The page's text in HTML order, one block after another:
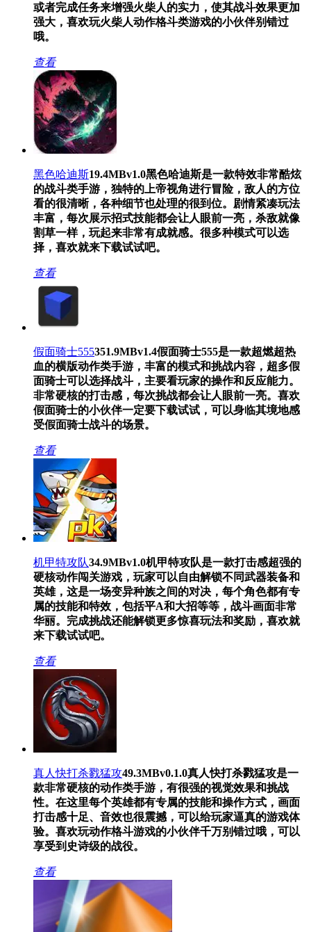
或者完成任务来增强火柴人的实力，使其战斗效果更加
强大，喜欢玩火柴人动作格斗类游戏的小伙伴别错过
哦。
查看
黑色哈迪斯19.4MBv1.0黑色哈迪斯是一款特效非常酷炫
的战斗类手游，独特的上帝视角进行冒险，敌人的方位
看的很清晰，各种细节也处理的很到位。剧情紧凑玩法
丰富，每次展示招式技能都会让人眼前一亮，杀敌就像
割草一样，玩起来非常有成就感。很多种模式可以选
择，喜欢就来下载试试吧。
查看
假面骑士555351.9MBv1.4假面骑士555是一款超燃超热
血的横版动作类手游，丰富的模式和挑战内容，超多假
面骑士可以选择战斗，主要看玩家的操作和反应能力。
非常硬核的打击感，每次挑战都会让人眼前一亮。喜欢
假面骑士的小伙伴一定要下载试试，可以身临其境地感
受假面骑士战斗的场景。
查看
机甲特攻队34.9MBv1.0机甲特攻队是一款打击感超强的
硬核动作闯关游戏，玩家可以自由解锁不同武器装备和
英雄，这是一场变异种族之间的对决，每个角色都有专
属的技能和特效，包括平A和大招等等，战斗画面非常
华丽。完成挑战还能解锁更多惊喜玩法和奖励，喜欢就
来下载试试吧。
查看
真人快打杀戮猛攻49.3MBv0.1.0真人快打杀戮猛攻是一
款非常硬核的动作类手游，有很强的视觉效果和挑战
性。在这里每个英雄都有专属的技能和操作方式，画面
打击感十足、音效也很震撼，可以给玩家逼真的游戏体
验。喜欢玩动作格斗游戏的小伙伴千万别错过哦，可以
享受到史诗级的战役。
查看